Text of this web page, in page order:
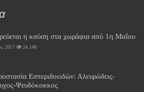
η καύση στα χωράφια από 1η Μαΐου
2017 24,148
Εσπεριδοειδών: Αλευρώδεις-
Ψευδόκοκκος